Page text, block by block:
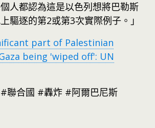
人都認為這是以色列想將巴勒斯
驅逐的第2或第3次實際例子。」
part of Palestinian
being 'wiped off': UN
聯合國 #轟炸 #阿爾巴尼斯